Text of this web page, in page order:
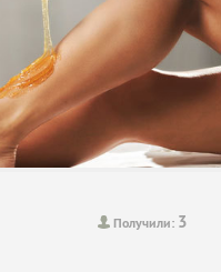
Получили: 3